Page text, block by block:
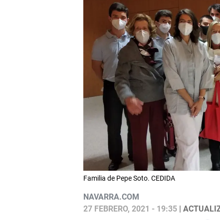
Familia de Pepe Soto. CEDIDA
NAVARRA.COM
27 FEBRERO, 2021 - 19:35|